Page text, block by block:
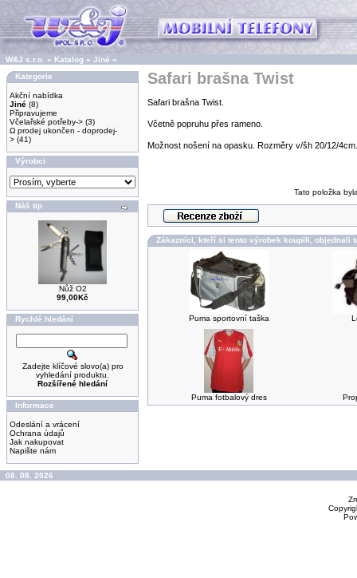
W&J s.r.o. » Katalog » Jiné »
Kategorie
Akční nabídka
Jiné (8)
Připravujeme
Včelařské potřeby-> (3)
Ω prodej ukončen - doprodej-
> (41)
Výrobci
Náš tip
Nůž O2
99,00Kč
Rychlé hledání
Zadejte klíčové slovo(a) pro
vyhledání produktu.
Rozšířené hledání
Informace
Odeslání a vrácení
Ochrana údajů
Jak nakupovat
Napište nám
Safari brašna Twist
Safari brašna Twist.
Včetně popruhu přes rameno.
Možnost nošení na opasku. Rozměry v/šh 20/12/
Tato položka
Zákazníci, kteří si tento výrobek koupili, objednali
Puma sportovní taška
Puma fotbalový dres
08. 08. 2026